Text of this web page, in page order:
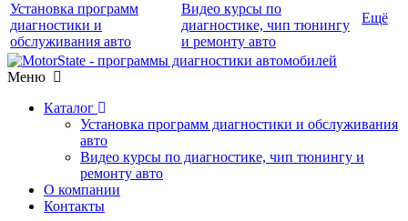
Установка программ
диагностики и
обслуживания авто
Видео курсы по
диагностике, чип тюнингу
и ремонту авто
Ещё
Меню
Каталог
Установка программ диагностики и обслуживания
авто
Видео курсы по диагностике, чип тюнингу и
ремонту авто
О компании
Контакты